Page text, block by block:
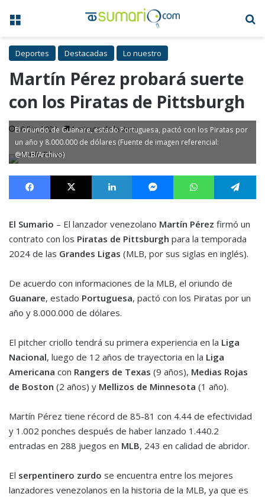
Menú
Deportes Destacadas Lo nuestro
Martín Pérez probará suerte
con los Piratas de Pittsburgh
20 Dic, 2023 1 minuto de lectura
El oriundo de Guanare, estado Portuguesa, pactó con los Piratas por
un año y 8.000.000 de dólares (Fuente de imagen referencial:
@MLB/Archivo)
Facebook X LinkedIn MessengerWhatsApp
El Sumario – El lanzador venezolano Martín Pérez firmó un
contrato con los Piratas de Pittsburgh para la temporada
2024 de las Grandes Ligas (MLB, por sus siglas en inglés).
De acuerdo con informaciones de la MLB, el oriundo de
Guanare, estado Portuguesa, pactó con los Piratas por un
año y 8.000.000 de dólares.
El pitcher criollo tendrá su primera experiencia en la Liga
Nacional, luego de 12 años de trayectoria en la Liga
Americana con Rangers de Texas (9 años), Medias Rojas
de Boston (2 años) y Mellizos de Minnesota (1 año).
Martín Pérez tiene récord de 85-81 con 4.44 de efectividad
y 1.002 ponches después de haber lanzado 1.440.2
entradas en 288 juegos en MLB, 243 en calidad de abridor.
El serpentinero zurdo se encuentra entre los mejores
lanzadores venezolanos en la historia de la MLB, ya que es